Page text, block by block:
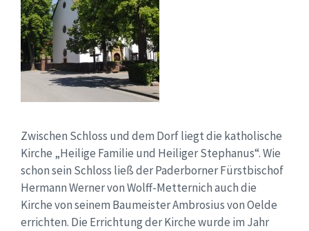
Zwischen Schloss und dem Dorf liegt die katholische
Kirche „Heilige Familie und Heiliger Stephanus“. Wie
schon sein Schloss ließ der Paderborner Fürstbischof
Hermann Werner von Wolff-Metternich auch die
Kirche von seinem Baumeister Ambrosius von Oelde
errichten. Die Errichtung der Kirche wurde im Jahr